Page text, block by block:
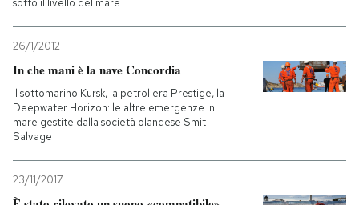
sotto il livello del mare
26/1/2012
In che mani è la nave Concordia
Il sottomarino Kursk, la petroliera Prestige, la
Deepwater Horizon: le altre emergenze in
mare gestite dalla società olandese Smit
Salvage
23/11/2017